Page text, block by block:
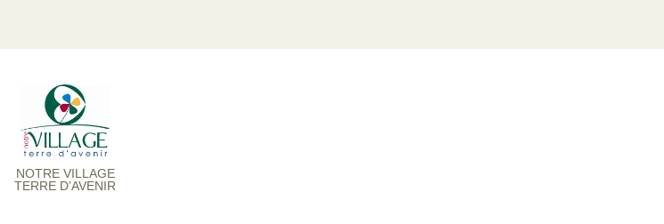
NOTRE VILLAGE
TERRE D’AVENIR